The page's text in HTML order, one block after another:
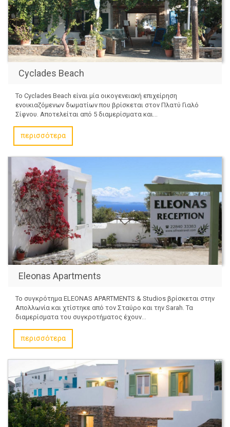
Cyclades Beach
Το Cyclades Beach είναι μία οικογενειακή επιχείρηση
ενοικιαζόμενων δωματίων που βρίσκεται στον Πλατύ Γιαλό
Σίφνου. Αποτελείται από 5 διαμερίσματα και...
περισσότερα
Eleonas Apartments
Το συγκρότημα ELEONAS APARTMENTS & Studios βρίσκεται στην
Απολλωνία και χτίστηκε από τον Σταύρο και την Sarah. Τα
διαμερίσματα του συγκροτήματος έχουν...
περισσότερα